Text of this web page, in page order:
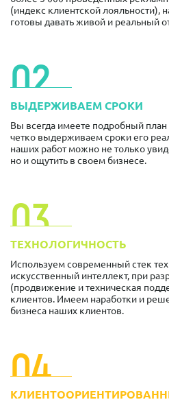
(индекс клиентской
готовы давать живой и реальный
04
02
ВЫДЕРЖИВАЕМ СРОКИ
Вы всегда имеете подробный
четко выдерживаем сроки его
наших работ можно не только
но и ощутить в своем бизнесе.
03
ТЕХНОЛОГИЧНОСТЬ
Используем современный стек
искусственный интеллект, при
(продвижение и техническая
клиентов. Имеем наработки и
бизнеса наших клиентов.